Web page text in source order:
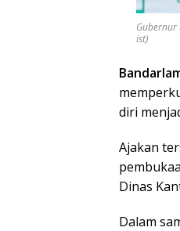
Gubernur
ist)
diri
Ajakan
Dinas
Dalam